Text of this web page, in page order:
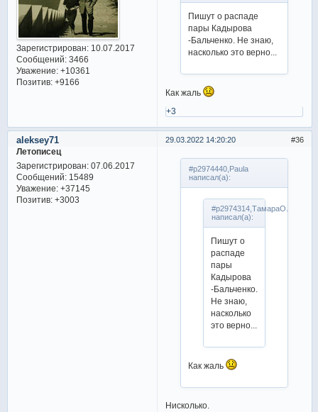
Зарегистрирован: 10.07.2017
Сообщений:3466
Уважение: +10361
Позитив: +9166
Пишут о распаде
пары Кадырова
-Бальченко. Не знаю,
насколько это верно...
Как жаль
+3
36
29.03.2022 14:20:20
aleksey71
Летописец
Зарегистрирован: 07.06.2017
Сообщений:15489
Уважение: +37145
Позитив: +3003
#p2974440,Paula
написал(а):
#p2974314,ТамараО.
написал(а):
Пишут о
распаде
пары
Кадырова
-Бальченко.
Не знаю,
насколько
это верно...
Как жаль
Нисколько.